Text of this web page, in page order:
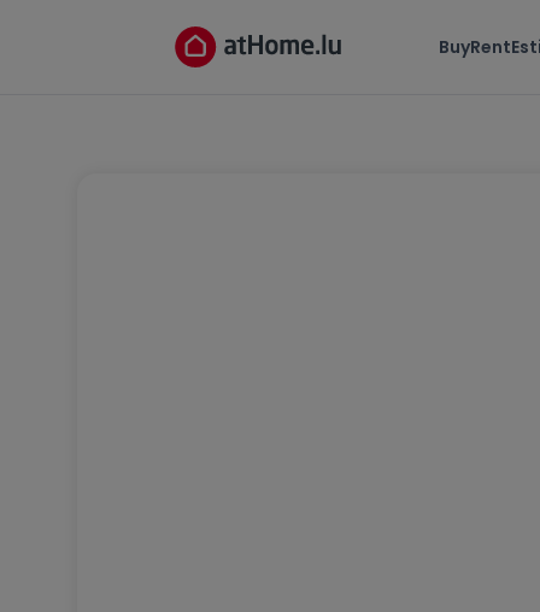
BuyRent